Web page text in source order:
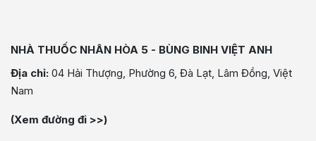
NHÀ THUỐC NHÂN HÒA 5 - BÙNG BINH VIỆT ANH
Địa chỉ: 04 Hải Thượng, Phường 6, Đà Lạt, Lâm Đồng, Việt
Nam
(Xem đường đi >>)